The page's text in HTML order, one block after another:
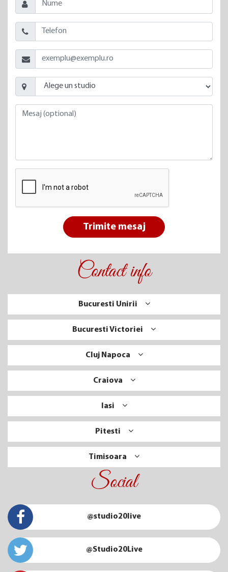
Trimite mesaj
Contact info
Bucuresti Unirii
Bucuresti Victoriei
Cluj Napoca
Craiova
Iasi
Pitesti
Timisoara
Social
@studio20live
@Studio20Live